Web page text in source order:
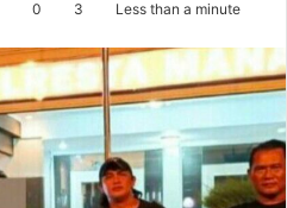
0 3 Less than a minute